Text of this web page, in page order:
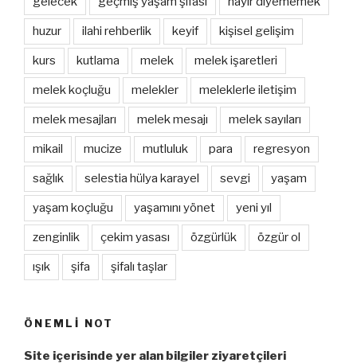
huzur ilahi rehberlik keyif kişisel gelişim
kurs kutlama melek melek işaretleri
melek koçluğu melekler meleklerle iletişim
melek mesajları melek mesajı melek sayıları
mikail mucize mutluluk para regresyon
sağlık selestia hülya karayel sevgi yaşam
yaşam koçluğu yaşamını yönet yeni yıl
zenginlik çekim yasası özgürlük özgür ol
ışık şifa şifalı taşlar
ÖNEMLI NOT
Site içerisinde yer alan bilgiler ziyaretçileri